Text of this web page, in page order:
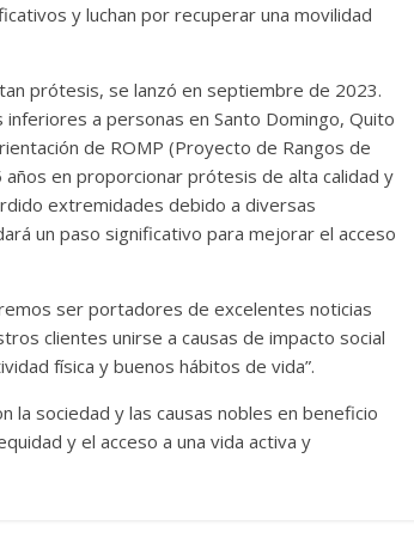
y luchan por recuperar una movilidad
prótesis, se lanzó en septiembre de 2023.
a personas en Santo Domingo, Quito
de ROMP (Proyecto de Rangos de
en proporcionar prótesis de alta calidad y
extremidades debido a diversas
un paso significativo para mejorar el acceso
ser portadores de excelentes noticias
clientes unirse a causas de impacto social
física y buenos hábitos de vida”.
la sociedad y las causas nobles en beneficio
y el acceso a una vida activa y